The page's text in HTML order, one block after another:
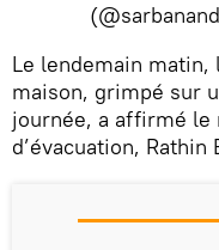
​Le lendemain matin,
maison, grimpé sur
journée, a affirmé le
d’évacuation, Rathin